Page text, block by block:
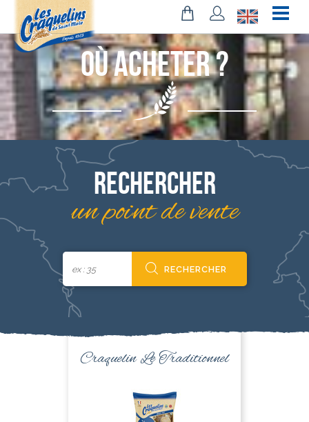
Où acheter ?
Où acheter ?
Rechercher
un point de vente
Craquelin Le Traditionnel